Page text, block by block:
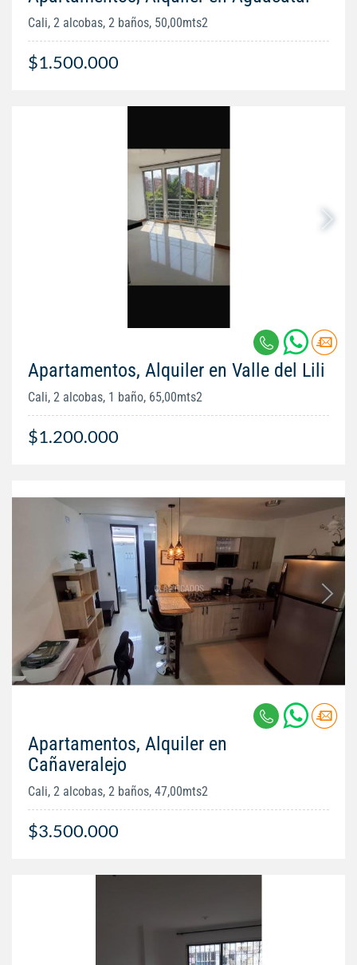
Cali, 2 alcobas, 2 baños, 50,00mts2
$1.500.000
Apartamentos, Alquiler en Valle del Lili
Cali, 2 alcobas, 1 baño, 65,00mts2
$1.200.000
Apartamentos, Alquiler en
Cañaveralejo
Cali, 2 alcobas, 2 baños, 47,00mts2
$3.500.000